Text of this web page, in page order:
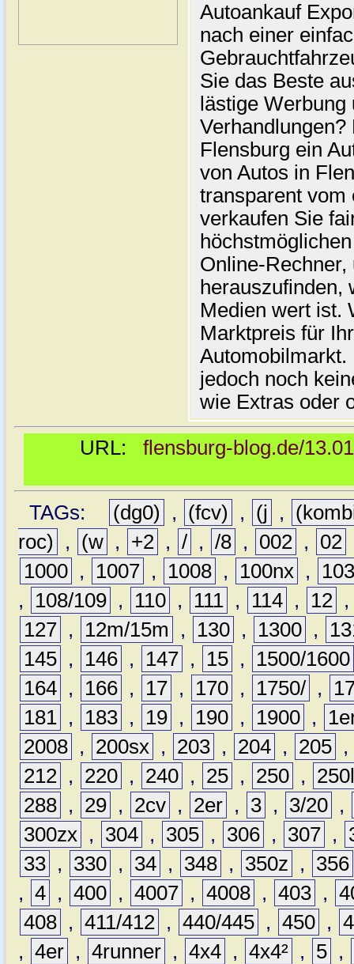
Autoankauf
nach einer
Sie das Beste
lästige
Flensburg ein
von Autos in
transparent vom
verkaufen Sie
Online-
herauszufinden,
Medien wert ist.
Marktpreis für
jedoch noch
wie Extras oder
URL: flensburg-blog.de/
TAGs: (dg0) , (fcv) , (j ,
roc)
, (w , +2 , / , /8 , 002 , 02
1000 , 1007 , 1008 , 100nx ,
,
108/109 , 110 , 111 , 114 , 12
127 , 12m/15m , 130 , 1300 ,
145 , 146 , 147 , 15 ,
1500/1600
164 , 166 , 17 , 170 , 1750/ ,
181 , 183 , 19 , 190 , 1900 ,
2008 , 200sx , 203 , 204 , 205 ,
212 , 220 , 240 , 25 , 250 ,
288 , 29 , 2cv , 2er , 3 , 3/20 ,
300zx , 304 , 305 , 306 , 307 ,
33 , 330 , 34 , 348 , 350z ,
356
, 4 , 400 , 4007 , 4008 , 403 ,
408 , 411/412 , 440/445 , 450 ,
, 4er , 4runner , 4x4 , 4x4² , 5 ,